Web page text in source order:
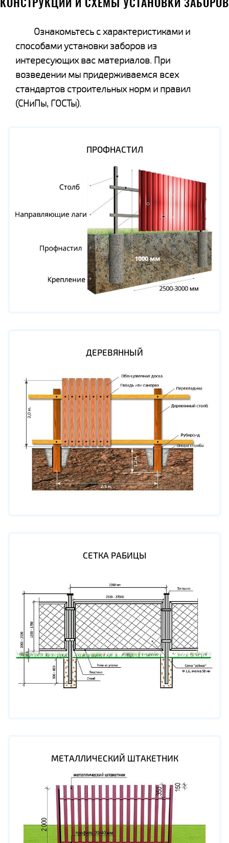
КОНСТРУКЦИИ И СХЕМЫ УСТАНОВКИ ЗАБОРОВ
Ознакомьтесь с характеристиками и
способами установки заборов из
интересующих вас материалов. При
возведении мы придерживаемся всех
стандартов строительных норм и правил
(СНиПы, ГОСТы).
ПРОФНАСТИЛ
ДЕРЕВЯННЫЙ
СЕТКА РАБИЦЫ
МЕТАЛЛИЧЕСКИЙ ШТАКЕТНИК